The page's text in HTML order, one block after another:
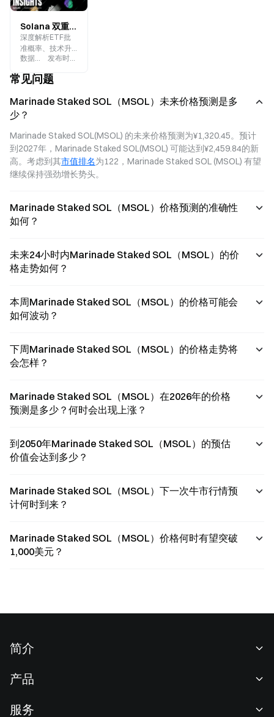
Solana 双重催化：MSOL ETF 进展与 Alpenglow 升级如何重塑 L1 估值逻辑
深度解析ETF批
准概率、技术升
级与市场影响量
数据来源 :Gate.blog
发布时间
常见问题
Marinade Staked SOL（MSOL）未来价格预测是多
少？
Marinade Staked SOL(MSOL) 的未来价格预测为¥1,320.45。预计
到2027年，Marinade Staked SOL(MSOL) 可能达到¥2,459.84的新
高。考虑到其市值排名为122，Marinade Staked SOL (MSOL) 有望
继续保持强劲增长势头。
Marinade Staked SOL（MSOL）价格预测的准确性
如何？
未来24小时内Marinade Staked SOL（MSOL）的价
格走势如何？
本周Marinade Staked SOL（MSOL）的价格可能会
如何波动？
下周Marinade Staked SOL（MSOL）的价格走势将
会怎样？
Marinade Staked SOL（MSOL）在2026年的价格
预测是多少？何时会出现上涨？
到2050年Marinade Staked SOL（MSOL）的预估
价值会达到多少？
Marinade Staked SOL（MSOL）下一次牛市行情预
计何时到来？
Marinade Staked SOL（MSOL）价格何时有望突破
1,000美元？
简介
新闻中心
产品
服务